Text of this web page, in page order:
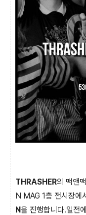
THRASHER의 맥앤
N MAG 1층 전시장에
N을 진행합니다.일전